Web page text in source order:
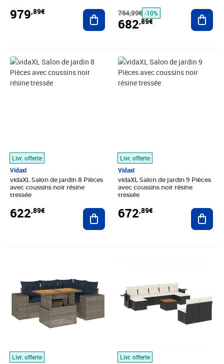
979,89€ Ajouter au panier
764,99€ -10%
682,89€
Livr. offerte
Vidaxl
vidaXL Salon de jardin 8 Pièces
avec coussins noir résine
tressée
622,89€
Prix 622,89€
Ajouter au panier
Livr. offerte
Vidaxl
vidaXL Salon de jardin 9 Pièces
avec coussins noir résine
tressée
672,89€
Prix 672,89€
Livr. offerte
Livr. offerte